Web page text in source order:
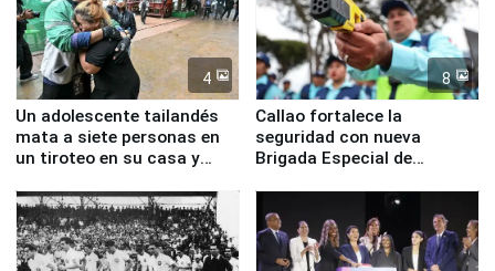
4
Un adolescente tailandés
mata a siete personas en
un tiroteo en su casa y
8
Callao fortalece la
seguridad con nueva
Brigada Especial de
equipamiento para
Serenazgo